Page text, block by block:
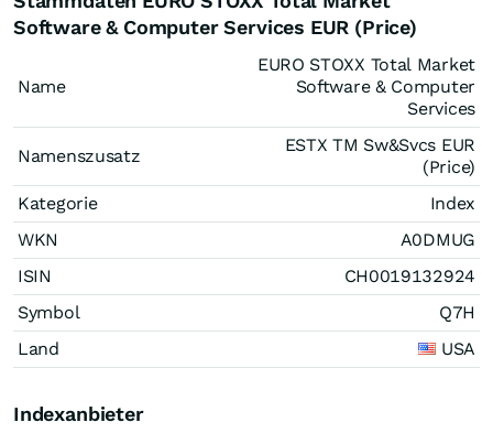
Software & Computer Services EUR (Price)
Name
EURO STOXX Total Market
Software & Computer
Services
Namenszusatz
ESTX TM Sw&Svcs EUR
(Price)
Kategorie
Index
WKN
A0DMUG
ISIN
CH0019132924
Symbol
Q7H
Land
USA
Indexanbieter